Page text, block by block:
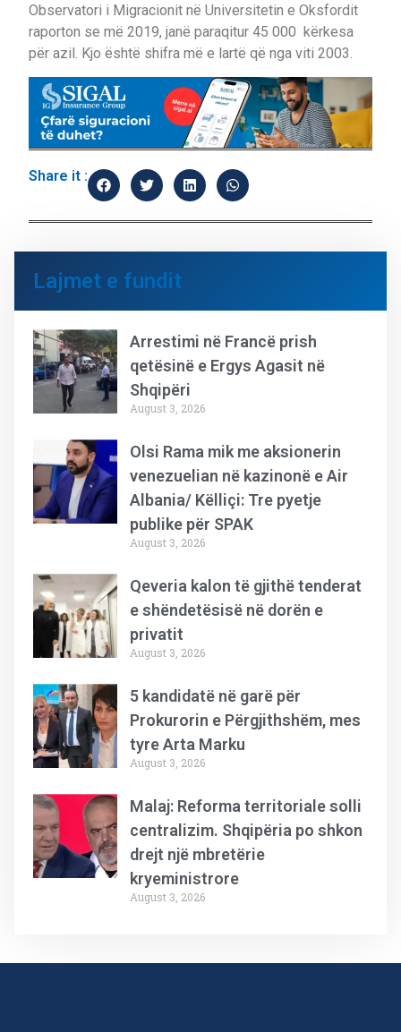
Observatori i Migracionit në Universitetin e Oksfordit
raporton se më 2019, janë paraqitur 45 000 kërkesa
për azil. Kjo është shifra më e lartë që nga viti 2003.
Share it :
Lajmet e fundit
Arrestimi në Francë prish
qetësinë e Ergys Agasit në
Shqipëri
August 3, 2026
Olsi Rama mik me aksionerin
venezuelian në kazinonë e Air
Albania/ Këlliçi: Tre pyetje
publike për SPAK
August 3, 2026
Qeveria kalon të gjithë tenderat
e shëndetësisë në dorën e
privatit
August 3, 2026
5 kandidatë në garë për
Prokurorin e Përgjithshëm, mes
tyre Arta Marku
August 3, 2026
Malaj: Reforma territoriale solli
centralizim. Shqipëria po shkon
drejt një mbretërie
kryeministrore
August 3, 2026